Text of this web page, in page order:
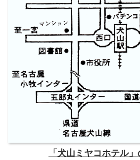
「犬山ミヤコホテル